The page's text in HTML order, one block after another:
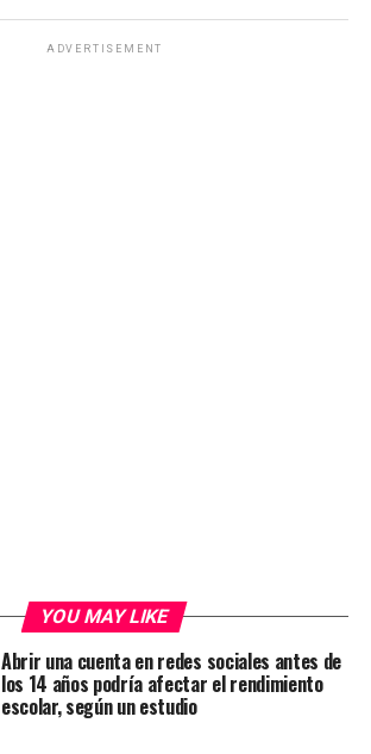
ADVERTISEMENT
YOU MAY LIKE
Abrir una cuenta en redes sociales antes de
los 14 años podría afectar el rendimiento
escolar, según un estudio